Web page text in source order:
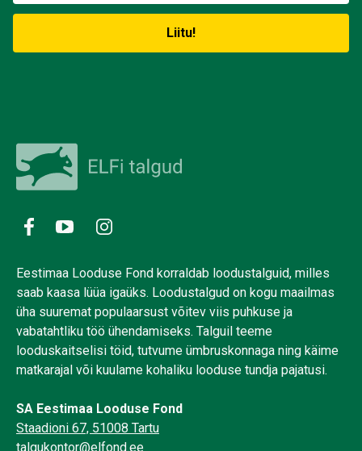
Eestimaa Looduse Fond korraldab loodustalguid, milles
saab kaasa lüüa igaüks. Loodustalgud on kogu maailmas
üha suuremat populaarsust võitev viis puhkuse ja
vabatahtliku töö ühendamiseks. Talguil teeme
looduskaitselisi töid, tutvume ümbruskonnaga ning käime
matkarajal või kuulame kohaliku looduse tundja pajatusi.
SA Eestimaa Looduse Fond
Staadioni 67, 51008 Tartu
talgukontor@elfond.ee